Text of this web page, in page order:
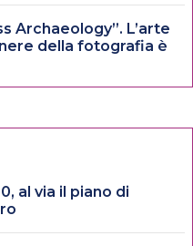
Archaeology”. L’arte
della fotografia è
al via il piano di